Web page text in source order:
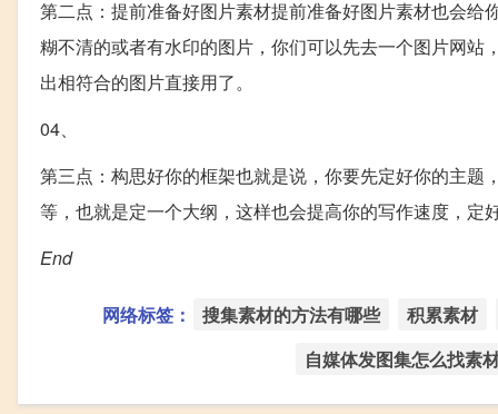
第二点：提前准备好图片素材提前准备好图片素材也会
糊不清的或者有水印的图片，你们可以先去一个图片网
出相符合的图片直接用了。
04、
第三点：构思好你的框架也就是说，你要先定好你的主
等，也就是定一个大纲，这样也会提高你的写作速度，
End
网络标签： 搜集素材的方法有哪些
积累素材
自媒体发图集怎么找素